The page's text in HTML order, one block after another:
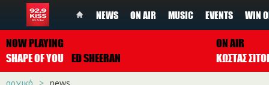
NEWS ON AIR MUSIC EVENTS WIN
NOW PLAYING
SHAPE OF YOU ED SHEERAN
ON AIR
ΚΩΣΤΑΣ